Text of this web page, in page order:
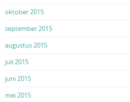
oktober 2015
september 2015
augustus 2015
juli 2015
juni 2015
mei 2015